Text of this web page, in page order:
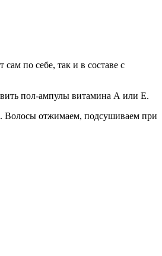
по себе, так и в составе с
пол-ампулы витамина А или Е.
Волосы отжимаем, подсушиваем при